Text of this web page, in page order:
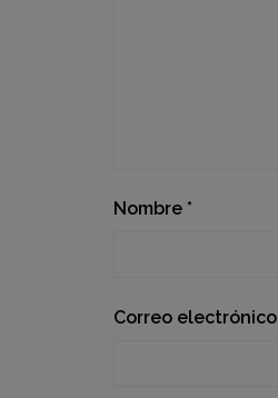
Nombre *
Correo electrónico